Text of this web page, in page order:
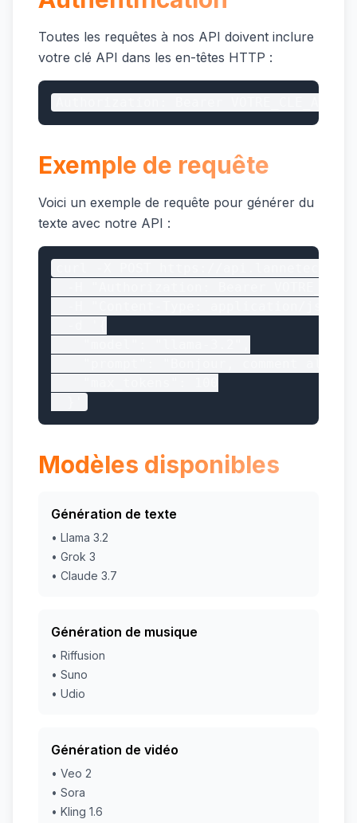
Toutes les requêtes à nos API doivent inclure
votre clé API dans les en-têtes HTTP :
Exemple de requête
Voici un exemple de requête pour générer du
texte avec notre API :
Modèles disponibles
Génération de texte
• Llama 3.2
• Grok 3
• Claude 3.7
Génération de musique
• Riffusion
• Suno
• Udio
Génération de vidéo
• Veo 2
• Sora
• Kling 1.6